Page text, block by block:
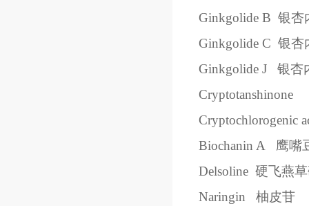
Ginkgolide B 银杏
Ginkgolide C 银杏
Ginkgolide J
银杏
Cryptotanshinone
Cryptochlorogenic
Biochanin A
鹰嘴
Delsoline 硬飞燕
Naringin
柚皮苷